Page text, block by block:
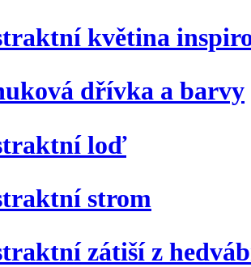
květina
dřívka a barvy
loď
strom
zátiší z